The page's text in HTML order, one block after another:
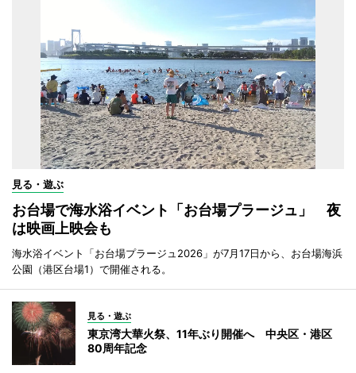
見る・遊ぶ
お台場で海水浴イベント「お台場プラージュ」 夜
は映画上映会も
海水浴イベント「お台場プラージュ2026」が7月17日から、お台場海浜
公園（港区台場1）で開催される。
見る・遊ぶ
東京湾大華火祭、11年ぶり開催へ 中央区・港区
80周年記念